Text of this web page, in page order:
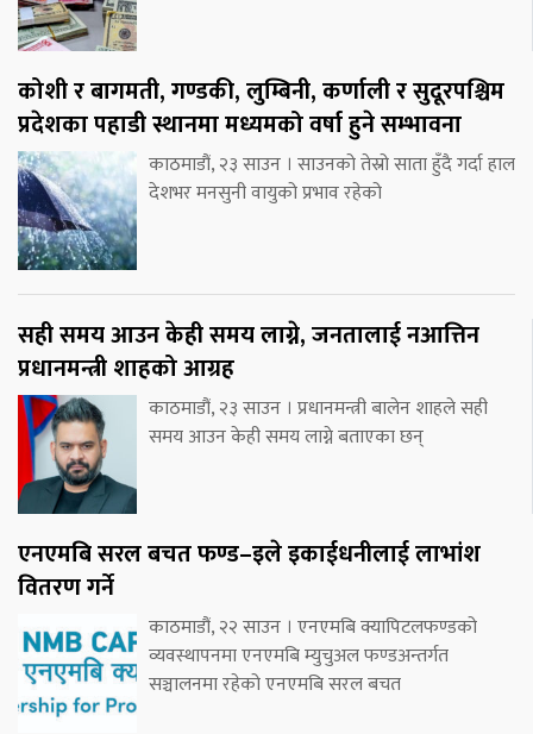
कोशी र बागमती, गण्डकी, लुम्बिनी, कर्णाली र सुदूरपश्चिम
प्रदेशका पहाडी स्थानमा मध्यमको वर्षा हुने सम्भावना
काठमाडौं, २३ साउन । साउनको तेस्रो साता हुँदै गर्दा हाल
देशभर मनसुनी वायुको प्रभाव रहेको
सही समय आउन केही समय लाग्ने, जनतालाई नआत्तिन
प्रधानमन्त्री शाहको आग्रह
काठमाडौं, २३ साउन । प्रधानमन्त्री बालेन शाहले सही
समय आउन केही समय लाग्ने बताएका छन्
एनएमबि सरल बचत फण्ड–इले इकाईधनीलाई लाभांश
वितरण गर्ने
काठमाडौं, २२ साउन । एनएमबि क्यापिटलफण्डको
व्यवस्थापनमा एनएमबि म्युचुअल फण्डअन्तर्गत
सञ्चालनमा रहेको एनएमबि सरल बचत